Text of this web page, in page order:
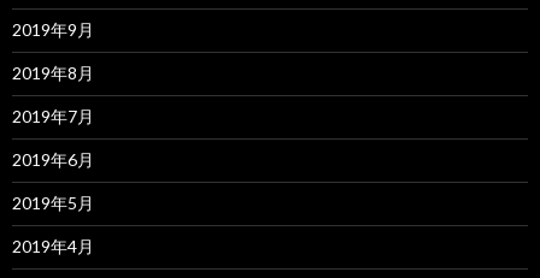
2019年9月
2019年8月
2019年7月
2019年6月
2019年5月
2019年4月